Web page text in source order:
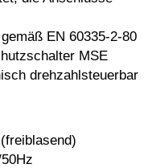
EN 60335-2-80
MSE
drehzahlsteuerbar
(freiblasend)